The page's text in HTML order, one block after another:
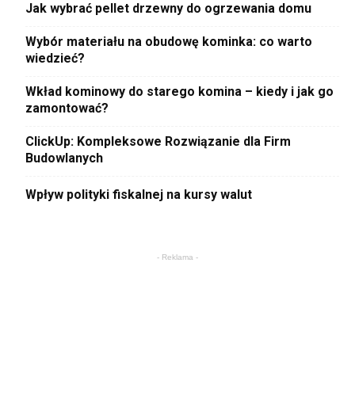
Jak wybrać pellet drzewny do ogrzewania domu
Wybór materiału na obudowę kominka: co warto
wiedzieć?
Wkład kominowy do starego komina – kiedy i jak go
zamontować?
ClickUp: Kompleksowe Rozwiązanie dla Firm
Budowlanych
Wpływ polityki fiskalnej na kursy walut
- Reklama -